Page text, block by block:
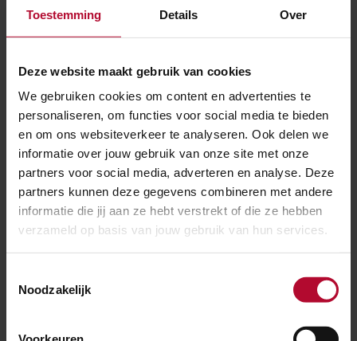
Toestemming Details Over
Deze website maakt gebruik van cookies
We gebruiken cookies om content en advertenties te
personaliseren, om functies voor social media te bieden
en om ons websiteverkeer te analyseren. Ook delen we
informatie over jouw gebruik van onze site met onze
partners voor social media, adverteren en analyse. Deze
partners kunnen deze gegevens combineren met andere
informatie die jij aan ze hebt verstrekt of die ze hebben
verzameld op basis van jouw gebruik van hun services.
Noodzakelijk
Hoe wordt ervoor gezorgd dat hulpdiensten
snel ergens ter plaatse kunnen zijn?
Ja